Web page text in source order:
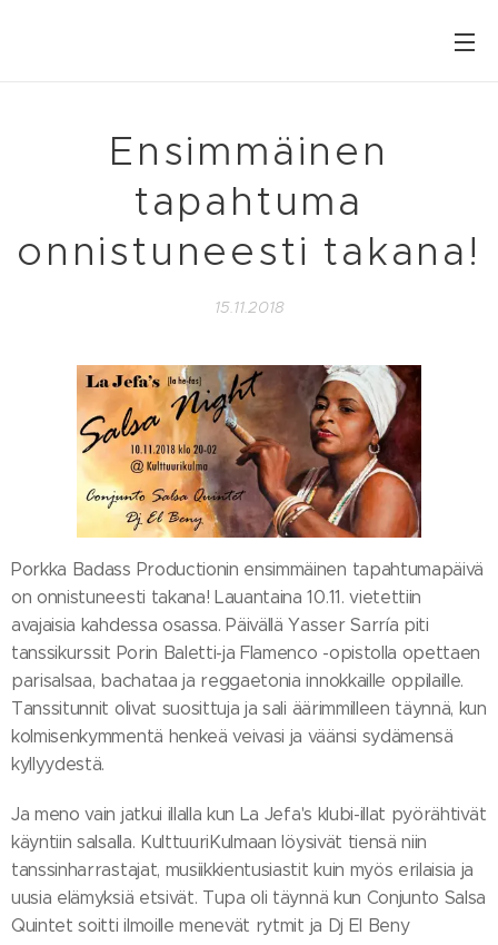
Ensimmäinen
tapahtuma
onnistuneesti takana!
15.11.2018
Porkka Badass Productionin ensimmäinen tapahtumapäivä
on onnistuneesti takana! Lauantaina 10.11. vietettiin
avajaisia kahdessa osassa. Päivällä Yasser Sarría piti
tanssikurssit Porin Baletti-ja Flamenco -opistolla opettaen
parisalsaa, bachataa ja reggaetonia innokkaille oppilaille.
Tanssitunnit olivat suosittuja ja sali äärimmilleen täynnä, kun
kolmisenkymmentä henkeä veivasi ja väänsi sydämensä
kyllyydestä.
Ja meno vain jatkui illalla kun La Jefa's klubi-illat pyörähtivät
käyntiin salsalla. KulttuuriKulmaan löysivät tiensä niin
tanssinharrastajat, musiikkientusiastit kuin myös erilaisia ja
uusia elämyksiä etsivät. Tupa oli täynnä kun Conjunto Salsa
Quintet soitti ilmoille menevät rytmit ja Dj El Beny